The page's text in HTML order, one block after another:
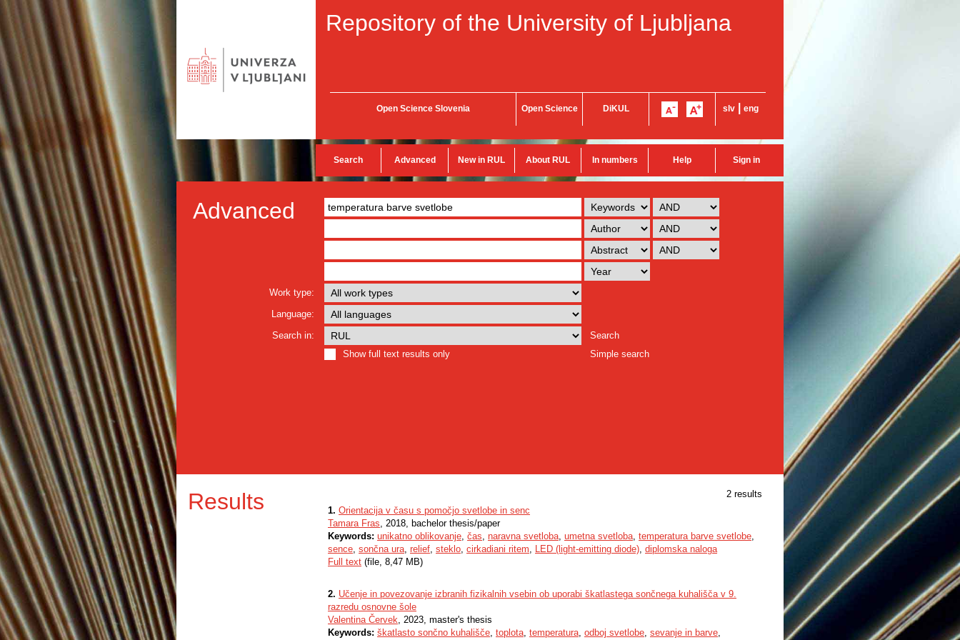
Repository of the University of Ljubljana
Open Science Slovenia Open Science DiKUL slv eng
Search Advanced New in RUL About RUL In numbers Help Sign in
Advanced
Work type:
Language:
Search in:
Search
Show full text results only
Simple search
Results
2 results
1. Orientacija v času s pomočjo svetlobe in senc
Tamara Fras, 2018, bachelor thesis/paper
Keywords: unikatno oblikovanje, čas, naravna svetloba, umetna svetloba, temperatura barve svetlobe,
sence, sončna ura, relief, steklo, cirkadiani ritem, LED (light-emitting diode), diplomska naloga
Full text (file, 8,47 MB)
2. Učenje in povezovanje izbranih fizikalnih vsebin ob uporabi škatlastega sončnega kuhališča v 9.
razredu osnovne šole
Valentina Červek, 2023, master's thesis
Keywords: škatlasto sončno kuhališče, toplota, temperatura, odboj svetlobe, sevanje in barve,